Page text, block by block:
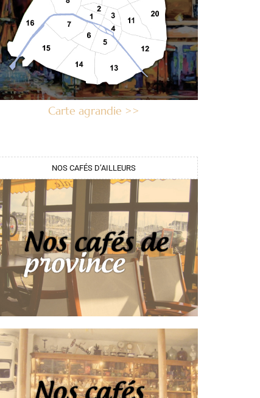
Carte agrandie >>
NOS CAFÉS D’AILLEURS